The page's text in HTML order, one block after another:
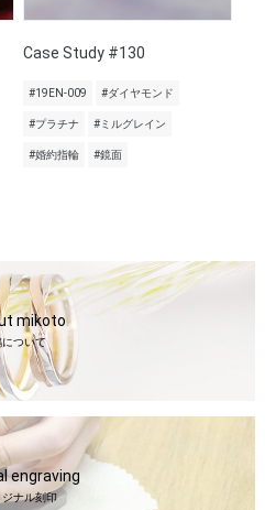
Case Study #130
#19EN-009 #ダイヤモンド
#プラチナ #ミルグレイン
#婚約指輪 #鏡面
mikoto
について
engraving
ジナル刻印